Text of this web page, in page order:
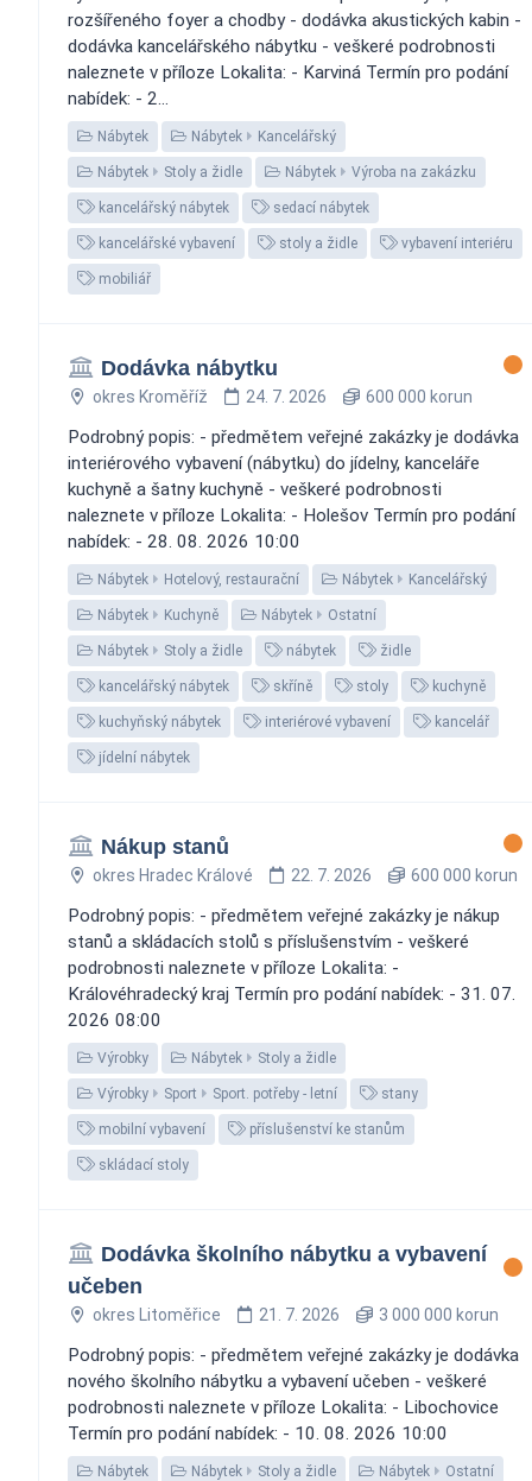
rozšířeného foyer a chodby - dodávka akustických kabin -
dodávka kancelářského nábytku - veškeré podrobnosti
naleznete v příloze Lokalita: - Karviná Termín pro podání
nabídek: - 2...
Nábytek Nábytek Kancelářský
Nábytek Stoly a židle Nábytek Výroba na zakázku
kancelářský nábytek sedací nábytek
kancelářské vybavení stoly a židle vybavení interiéru
mobiliář
Dodávka nábytku
okres Kroměříž 24. 7. 2026 600 000 korun
Podrobný popis: - předmětem veřejné zakázky je dodávka
interiérového vybavení (nábytku) do jídelny, kanceláře
kuchyně a šatny kuchyně - veškeré podrobnosti
naleznete v příloze Lokalita: - Holešov Termín pro podání
nabídek: - 28. 08. 2026 10:00
Nábytek Hotelový, restaurační Nábytek Kancelářský
Nábytek Kuchyně Nábytek Ostatní
Nábytek Stoly a židle nábytek židle
kancelářský nábytek skříně stoly kuchyně
kuchyňský nábytek interiérové vybavení kancelář
jídelní nábytek
Nákup stanů
okres Hradec Králové 22. 7. 2026 600 000 korun
Podrobný popis: - předmětem veřejné zakázky je nákup
stanů a skládacích stolů s příslušenstvím - veškeré
podrobnosti naleznete v příloze Lokalita: -
Královéhradecký kraj Termín pro podání nabídek: - 31. 07.
2026 08:00
Výrobky Nábytek Stoly a židle
Výrobky Sport Sport. potřeby - letní stany
mobilní vybavení příslušenství ke stanům
skládací stoly
Dodávka školního nábytku a vybavení
učeben
okres Litoměřice 21. 7. 2026 3 000 000 korun
Podrobný popis: - předmětem veřejné zakázky je dodávka
nového školního nábytku a vybavení učeben - veškeré
podrobnosti naleznete v příloze Lokalita: - Libochovice
Termín pro podání nabídek: - 10. 08. 2026 10:00
Nábytek Nábytek Stoly a židle Nábytek Ostatní